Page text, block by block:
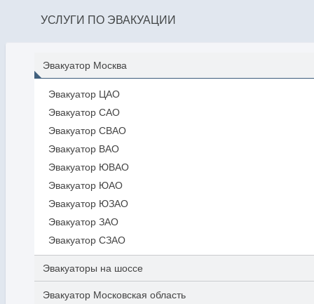
УСЛУГИ ПО ЭВАКУАЦИИ
Эвакуатор Москва
Эвакуатор ЦАО
Эвакуатор САО
Эвакуатор СВАО
Эвакуатор ВАО
Эвакуатор ЮВАО
Эвакуатор ЮАО
Эвакуатор ЮЗАО
Эвакуатор ЗАО
Эвакуатор СЗАО
Эвакуаторы на шоссе
Эвакуатор Московская область